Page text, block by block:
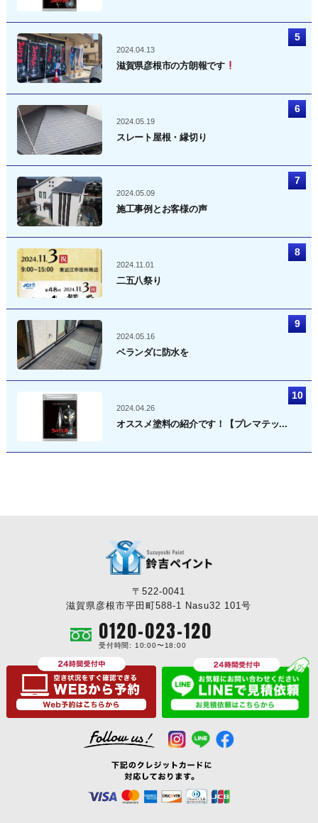
2024.04.13
滋賀県彦根市の方朗報です
2024.05.19
スレート屋根・縁切り
2024.05.09
施工事例とお客様の声
2024.11.01
二五八祭り
2024.05.16
ベランダに防水を
2024.04.26
オススメ塗料の紹介です！【プレマテッ...
〒522-0041
滋賀県彦根市平田町588-1 Nasu32 101号
0120-023-120
受付時間: 10:00〜18:00